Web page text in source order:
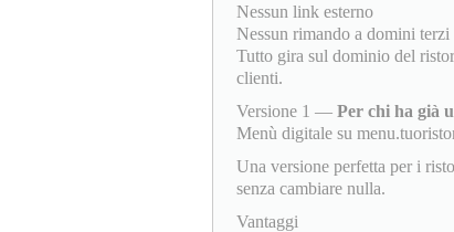
Nessun link esterno
Nessun rimando a domini terzi
Tutto gira sul dominio del
clienti.
Versione 1 — Per chi ha già
Menù digitale su
Una versione perfetta per i
senza cambiare nulla.
Vantaggi